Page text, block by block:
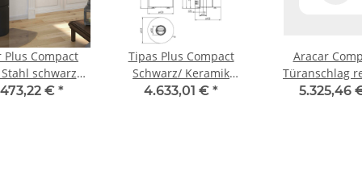
Plus Compact
Stahl schwarz
€ *
Tipas Plus Compact
Schwarz/ Keramik
Sonderglasur
4.633,01 € *
Aracar
Türanschlag
Putzrahmen
5.325,46